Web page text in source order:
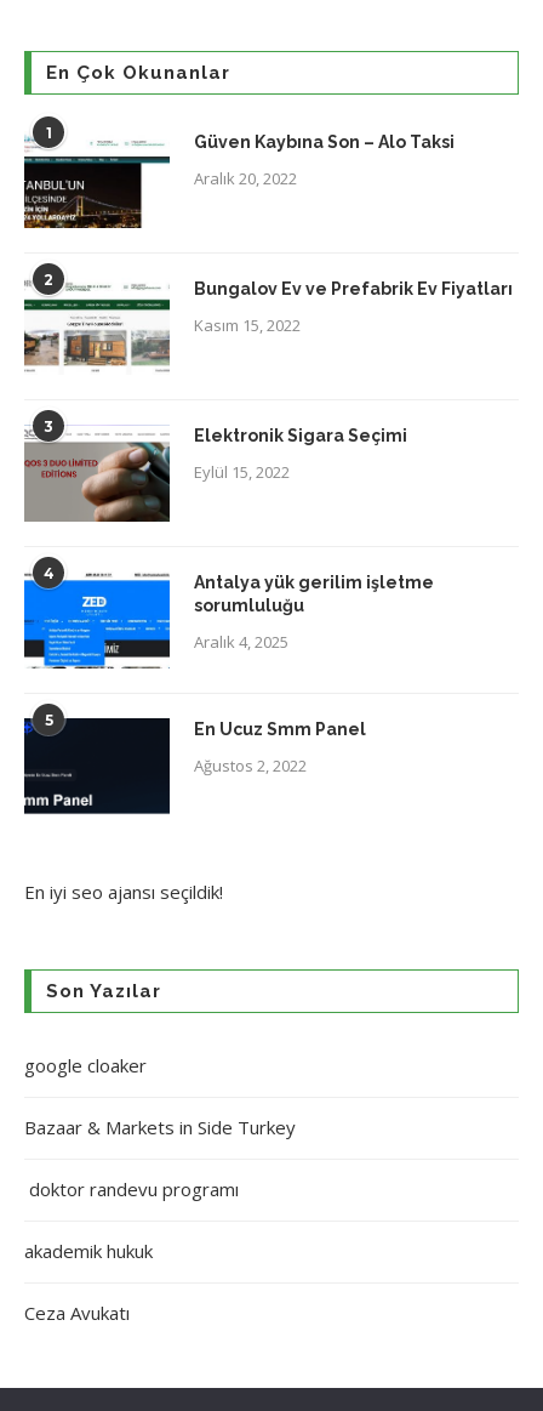
En Çok Okunanlar
1 Güven Kaybına Son – Alo Taksi
Aralık 20, 2022
2 Bungalov Ev ve Prefabrik Ev Fiyatları
Kasım 15, 2022
3 Elektronik Sigara Seçimi
Eylül 15, 2022
4
Antalya yük gerilim işletme
sorumluluğu
Aralık 4, 2025
5 En Ucuz Smm Panel
Ağustos 2, 2022
En iyi seo ajansı seçildik!
Son Yazılar
google cloaker
Bazaar & Markets in Side Turkey
doktor randevu programı
akademik hukuk
Ceza Avukatı